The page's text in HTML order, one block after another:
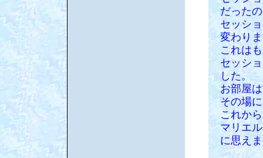
だった
セッシ
変わり
これは
セッシ
した。
お部屋
その場
これか
マリエ
に思え